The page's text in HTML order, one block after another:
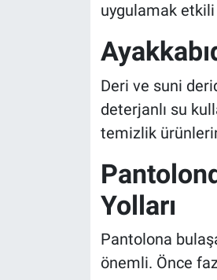
uygulamak etkili
Deri ve suni
deterjanlı su
temizlik
Yolları
Pantolona
önemli. Önce